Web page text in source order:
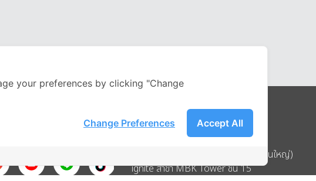
Address
บริษัท อิกไนท์ เอ สตาร์ จำกัด (สำนักงานใหญ่)
ignite สาขา MBK Tower ชั้น 15
your preferences by clicking "Change
Accept All
Change Preferences